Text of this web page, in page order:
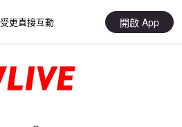
更直接互動 開啟 App